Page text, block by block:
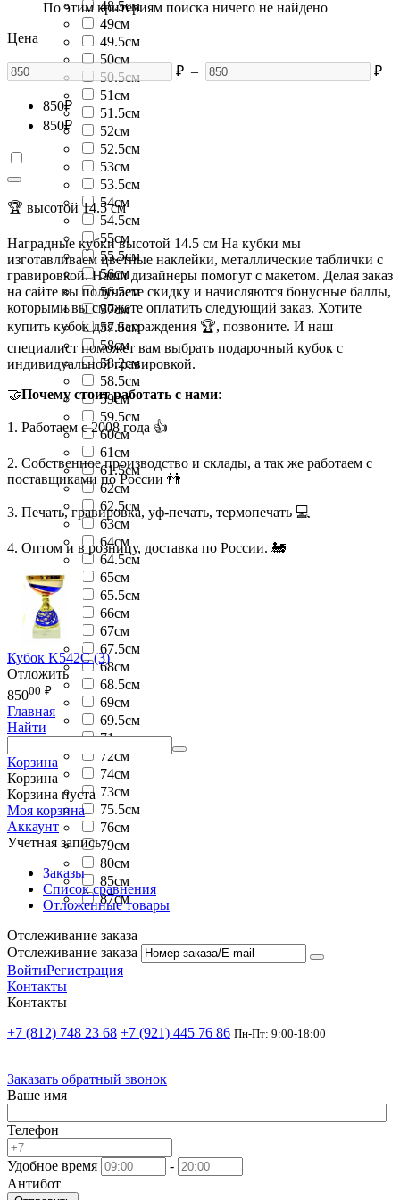
48.5см
49см
49.5см
50см
50.5см
51см
51.5см
52см
52.5см
53см
53.5см
54см
54.5см
55см
55.5см
56см
56.5см
57см
57.5см
58см
58.2см
58.5см
59см
59.5см
60см
61см
61.5см
62см
62.5см
63см
64см
64.5см
65см
65.5см
66см
67см
67.5см
68см
68.5см
69см
69.5см
71см
72см
74см
73см
75.5см
76см
79см
80см
85см
87см
По этим критериям поиска ничего не найдено
Цена
₽ – ₽
850₽
850₽
🏆 высотой 14.5 см
Наградные кубки высотой 14.5 см На кубки мы
изготавливаем цветные наклейки, металлические таблички с
гравировкой. Наши дизайнеры помогут с макетом. Делая заказ
на сайте вы получаете скидку и начисляются бонусные баллы,
которыми вы сможете оплатить следующий заказ. Хотите
купить кубок для награждения 🏆, позвоните. И наш
специалист поможет вам выбрать подарочный кубок с
индивидуальной гравировкой.
🤝Почему стоит работать с нами:
1. Работаем с 2008 года 👍
2. Собственное производство и склады, а так же работаем с
поставщиками по России 👬
3. Печать, гравировка, уф-печать, термопечать 💻
4. Оптом и в розницу, доставка по России. 🚂
Кубок K542C (3)
Отложить
85000 ₽
Главная
Найти
Корзина
Корзина
Корзина пуста
Моя корзина
Аккаунт
Учетная запись
Заказы
Список сравнения
Отложенные товары
Отслеживание заказа
Отслеживание заказа
ВойтиРегистрация
Контакты
Контакты
+7 (812) 748 23 68 +7 (921) 445 76 86 Пн-Пт: 9:00-18:00
Заказать обратный звонок
Ваше имя
Телефон
Удобное время
-
Антибот